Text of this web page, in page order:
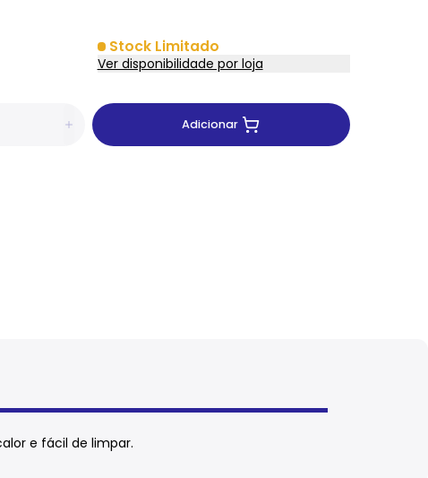
Stock Limitado
Ver disponibilidade por loja
Adicionar
e fácil de limpar.